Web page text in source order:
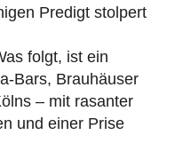
Predigt stolpert
folgt, ist ein
Bars, Brauhäuser
– mit rasanter
und einer Prise